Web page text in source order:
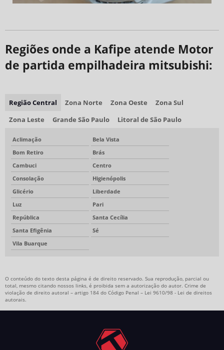
Regiões onde a Kafipe atende Motor
de partida empilhadeira mitsubishi:
Região Central Zona Norte Zona Oeste
Zona Sul
Zona Leste
Grande São Paulo Litoral de São Paulo
Aclimação
Bela Vista
Bom Retiro
Brás
Cambuci
Centro
Consolação
Higienópolis
Glicério
Liberdade
Luz
Pari
República
Santa Cecília
Santa Efigênia
Sé
Vila Buarque
O conteúdo do texto desta página é de direito reservado. Sua reprodução, parcial ou
total, mesmo citando nossos links, é proibida sem a autorização do autor. Crime de
violação de direito autoral – artigo 184 do Código Penal – Lei 9610/98 - Lei de direitos
autorais.